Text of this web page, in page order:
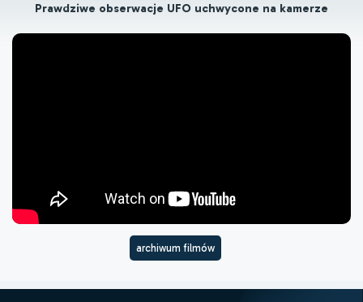
Prawdziwe obserwacje UFO uchwycone na kamerze
archiwum filmów